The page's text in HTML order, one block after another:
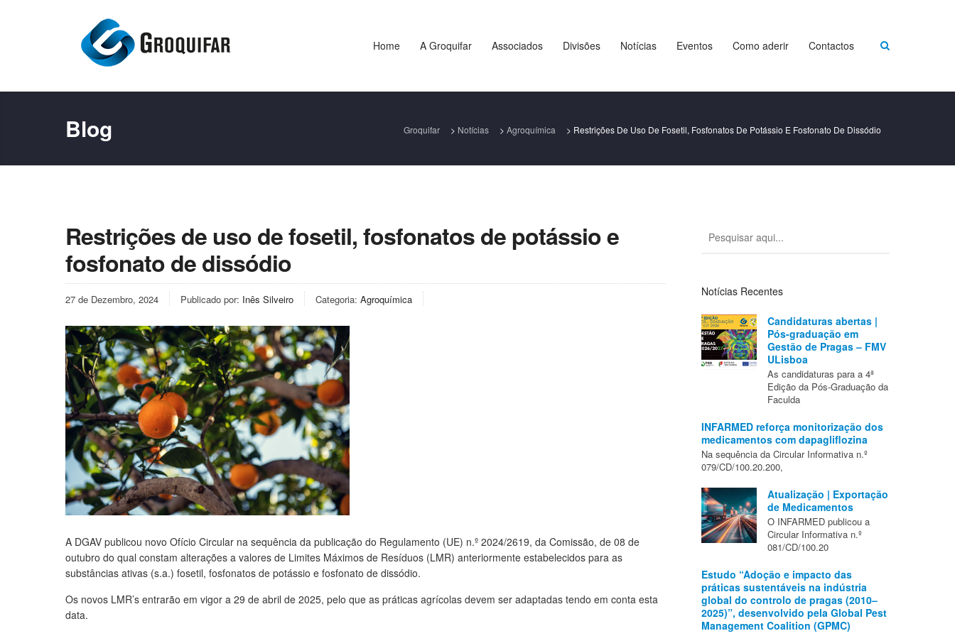
Home A Groquifar Associados Divisões Notícias Eventos Como aderir Contactos
Blog Groquifar > Notícias > Agroquímica > Restrições De Uso De Fosetil, Fosfonatos De Potássio E Fosfonato De Dissódio
Restrições de uso de fosetil, fosfonatos de potássio e
fosfonato de dissódio
27 de Dezembro, 2024 Publicado por: Inês Silveiro Categoria: Agroquímica
A DGAV publicou novo Ofício Circular na sequência da publicação do Regulamento (UE) n.º 2024/2619, da Comissão, de 08 de
outubro do qual constam alterações a valores de Limites Máximos de Resíduos (LMR) anteriormente estabelecidos para as
substâncias ativas (s.a.) fosetil, fosfonatos de potássio e fosfonato de dissódio.
Os novos LMR’s entrarão em vigor a 29 de abril de 2025, pelo que as práticas agrícolas devem ser adaptadas tendo em conta esta
data.
Notícias Recentes
Candidaturas abertas |
Pós-graduação em
Gestão de Pragas – FMV
ULisboa
As candidaturas para a 4ª
Edição da Pós-Graduação da
Faculda
INFARMED reforça monitorização dos
medicamentos com dapagliflozina
Na sequência da Circular Informativa n.º
079/CD/100.20.200,
Atualização | Exportação
de Medicamentos
O INFARMED publicou a
Circular Informativa n.º
081/CD/100.20
Estudo “Adoção e impacto das
práticas sustentáveis na indústria
global do controlo de pragas (2010–
2025)”, desenvolvido pela Global Pest
Management Coalition (GPMC)